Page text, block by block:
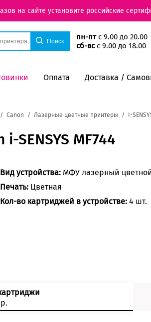
на сайте установите российские
пн-птс 9.00 до 20.00
сб-всс 9.00 до 18.00
Оплата Доставка /
Canon Лазерные цветные принтеры I-
SENSYS MF744
Вид устройства: МФУ лазерный цветной
Печать: Цветная
Кол-во картриджей в устройстве: 4 шт.